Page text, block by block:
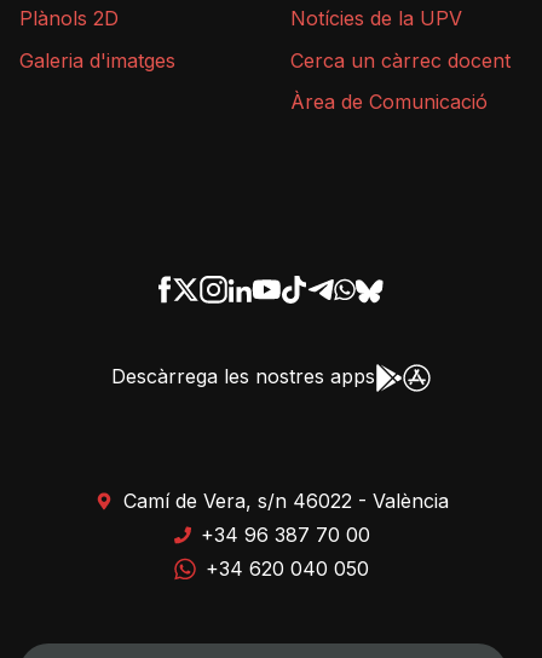
Plànols 2D
Galeria d'imatges
Notícies de la UPV
Cerca un càrrec docent
Àrea de Comunicació
Descàrrega les nostres apps
Camí de Vera, s/n 46022 - València
+34 96 387 70 00
+34 620 040 050